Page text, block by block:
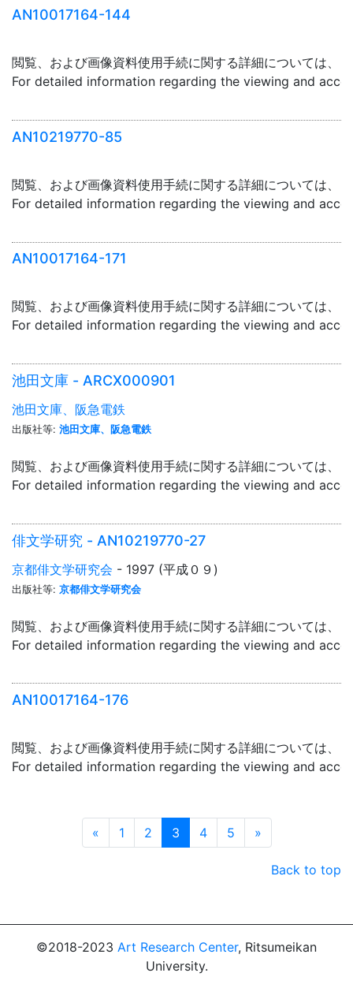
AN10017164-144
閲覧、および画像資料使用手続に関する詳細については、「
For detailed information regarding the viewing and
AN10219770-85
閲覧、および画像資料使用手続に関する詳細については、「
For detailed information regarding the viewing and
AN10017164-171
閲覧、および画像資料使用手続に関する詳細については、「
For detailed information regarding the viewing and
池田文庫 - ARCX000901
池田文庫、阪急電鉄
出版社等: 池田文庫、阪急電鉄
閲覧、および画像資料使用手続に関する詳細については、「
For detailed information regarding the viewing and
俳文学研究 - AN10219770-27
京都俳文学研究会 - 1997 (平成０９)
出版社等: 京都俳文学研究会
閲覧、および画像資料使用手続に関する詳細については、「
For detailed information regarding the viewing and
AN10017164-176
閲覧、および画像資料使用手続に関する詳細については、「
For detailed information regarding the viewing and
« Prev
1 2 3 4 5 Next
»
Back to top
©2018-2023 Art Research Center, Ritsumeikan
University.